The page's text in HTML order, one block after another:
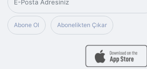
Abone Ol Abonelikten Çıkar